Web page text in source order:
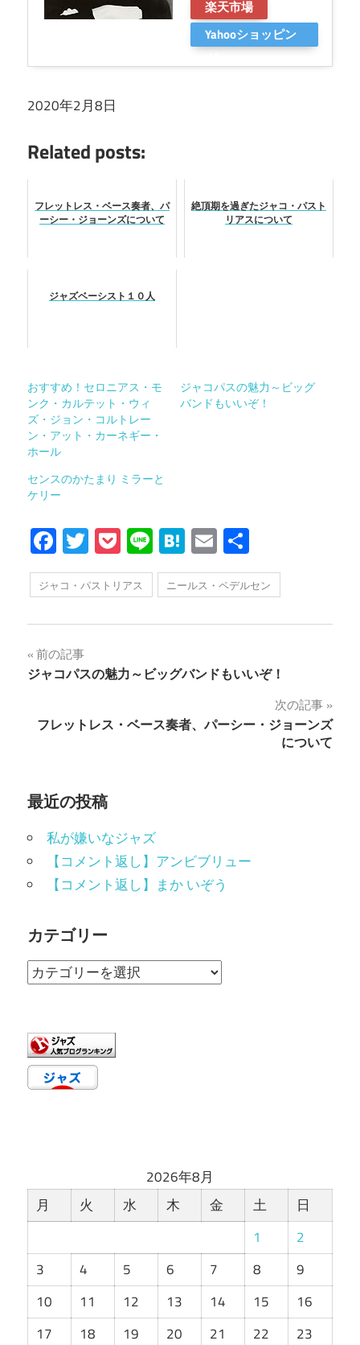
楽天市場
Yahooショッピン
2020年2月8日
Related posts:
フレットレス・ベース奏者、パ
ーシー・ジョーンズについて
絶頂期を過ぎたジャコ・パスト
リアスについて
ジャズベーシスト１０人
おすすめ！セロニアス・モ
ンク・カルテット・ウィ
ズ・ジョン・コルトレー
ン・アット・カーネギー・
ホール
ジャコパスの魅力～ビッグ
バンドもいいぞ！
センスのかたまり ミラーと
ケリー
Facebook
Twitter
Pocket
LineHatena
Email
有
ジャコ・パストリアス ニールス・ペデルセン
投
稿
ナ
ゲ
ー
シ
ョ
前の記事
ジャコパスの魅力～ビッグバンドもいいぞ！
次の記事
フレットレス・ベース奏者、パーシー・ジョーンズ
について
最近の投稿
私が嫌いなジャズ
【コメント返し】アンビブリュー
【コメント返し】まか いぞう
カテゴリー
カ
リ
ー
2026年8月
月
火 水 木 金 土
日
1
2
3
4 5 6 7 8
9
10
11 12 13 14 15
16
17
18 19 20 21 22
23